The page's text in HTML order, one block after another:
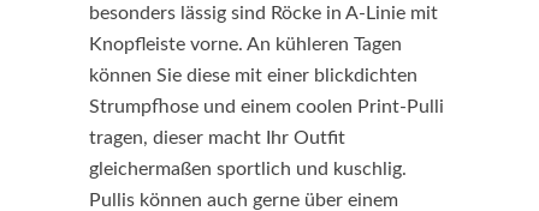
besonders lässig sind Röcke in A-Linie mit
Knopfleiste vorne. An kühleren Tagen
können Sie diese mit einer blickdichten
Strumpfhose und einem coolen Print-Pulli
tragen, dieser macht Ihr Outfit
gleichermaßen sportlich und kuschlig.
Pullis können auch gerne über einem